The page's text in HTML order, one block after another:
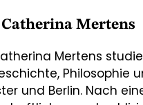
Mertens
Mertens
Philosophie
und Berlin. Nach